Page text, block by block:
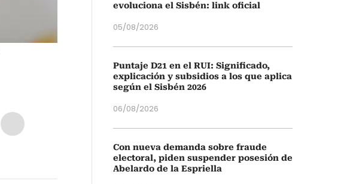
evoluciona el Sisbén: link oficial
05/08/2026
Puntaje D21 en el RUI: Significado,
explicación y subsidios a los que aplica
según el Sisbén 2026
06/08/2026
Con nueva demanda sobre fraude
electoral, piden suspender posesión de
Abelardo de la Espriella